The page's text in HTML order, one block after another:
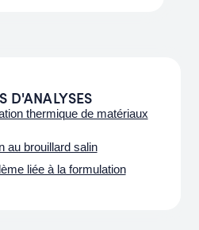
D'ANALYSES
thermique de matériaux
au brouillard salin
liée à la formulation